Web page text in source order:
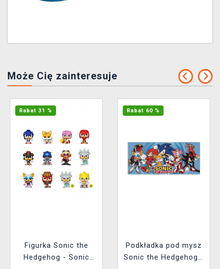
Może Cię zainteresuje
Rabat 31 %
Figurka Sonic the
Hedgehog - Sonic
Rabat 60 %
Podkładka pod mysz
Sonic the Hedgehog -